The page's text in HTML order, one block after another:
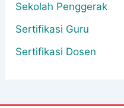
Sekolah Penggerak
Sertifikasi Guru
Sertifikasi Dosen